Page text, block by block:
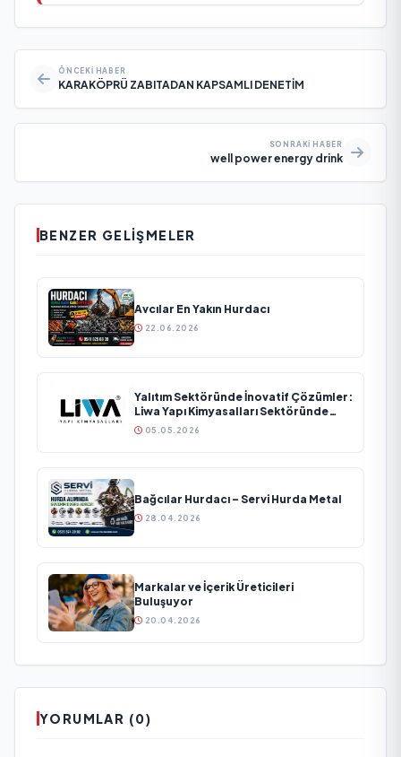
ÖNCEKI HABER
KARAKÖPRÜ ZABITADAN KAPSAMLI DENETİM
SONRAKI HABER
well power energy drink
BENZER GELIŞMELER
Avcılar En Yakın Hurdacı
22.06.2026
Yalıtım Sektöründe İnovatif Çözümler:
Liwa Yapı Kimyasalları Sektöründe
Büyümesini Sürdürüyor
05.05.2026
Bağcılar Hurdacı – Servi Hurda Metal
28.04.2026
Markalar ve İçerik Üreticileri
Buluşuyor
20.04.2026
YORUMLAR (0)